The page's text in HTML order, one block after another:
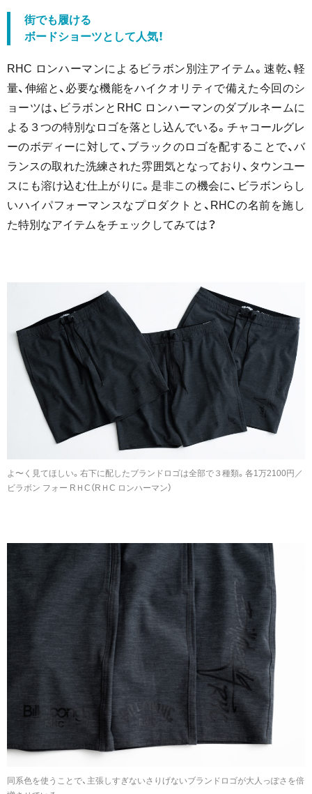
街でも履ける
ボードショーツとして人気！
RHC ロンハーマンによるビラボン別注アイテム。速乾、軽
量、伸縮と、必要な機能をハイクオリティで備えた今回のシ
ョーツは、ビラボンとRHC ロンハーマンのダブルネームに
よる３つの特別なロゴを落とし込んでいる。チャコールグレ
ーのボディーに対して、ブラックのロゴを配することで、バ
ランスの取れた洗練された雰囲気となっており、タウンユー
スにも溶け込む仕上がりに。是非この機会に、ビラボンらし
いハイパフォーマンスなプロダクトと、RHCの名前を施し
た特別なアイテムをチェックしてみては？
よ〜く見てほしい。右下に配したブランドロゴは全部で３種類。各1万2100円／
ビラボン フォー RＨC（RＨC ロンハーマン）
同系色を使うことで、主張しすぎないさりげないブランドロゴが大人っぽさを倍